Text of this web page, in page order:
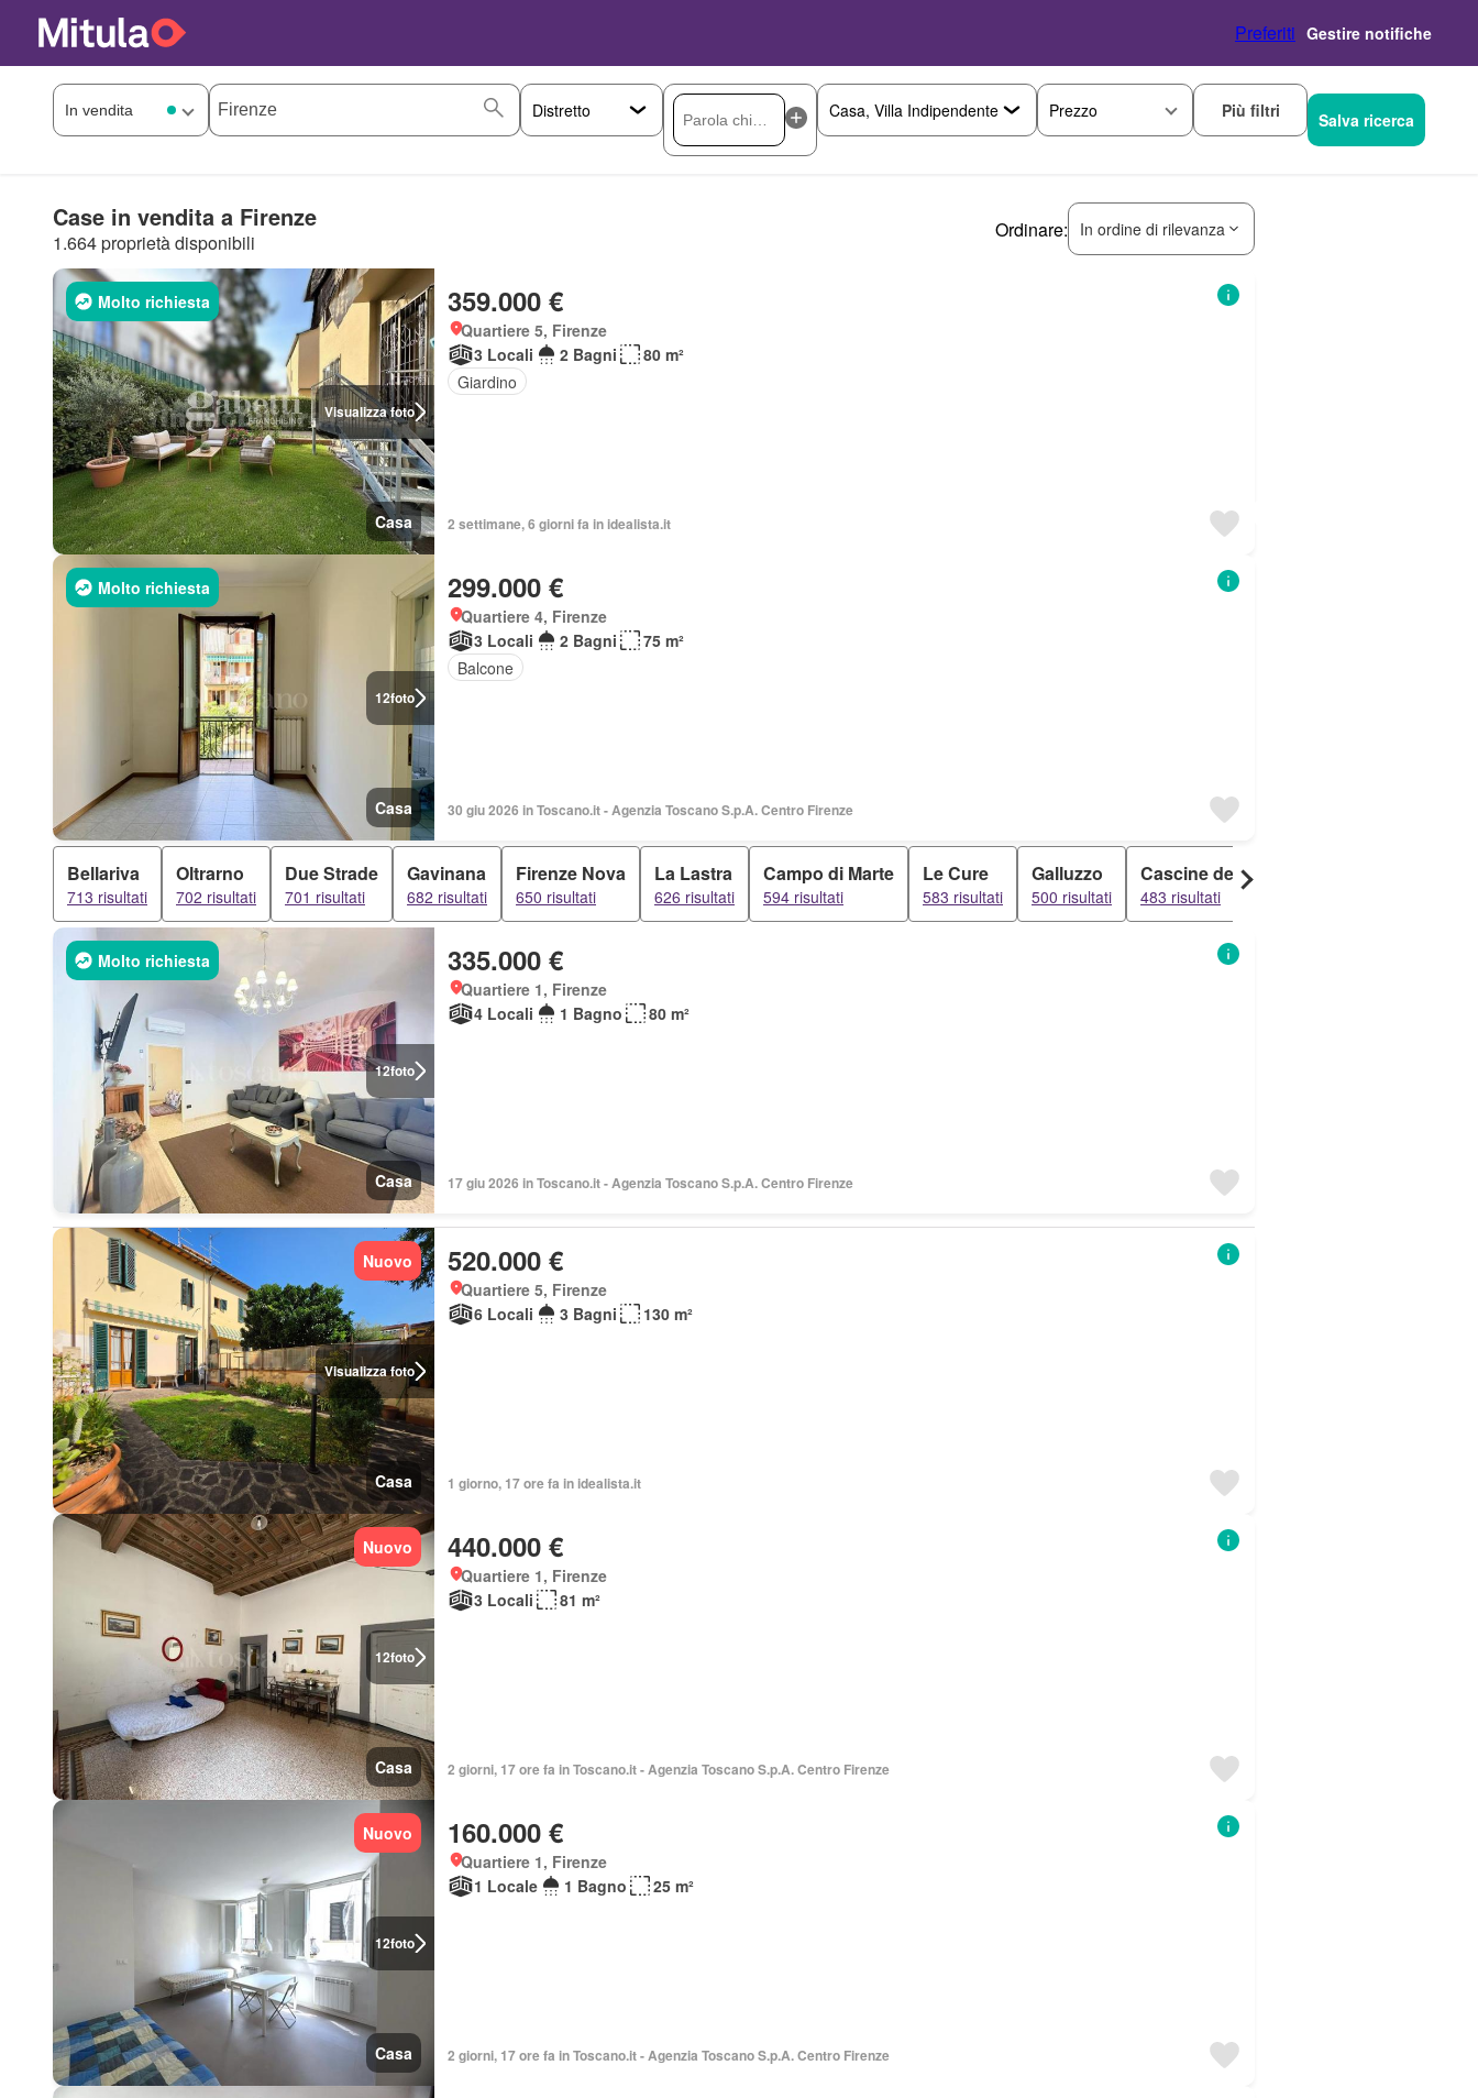
Preferiti Gestire notifiche
Prezzo Più filtri Salva ricerca
Case in vendita a Firenze
1.664 proprietà disponibili
Ordinare: In ordine di rilevanza
Visualizza foto
Molto richiesta
Casa
359.000 €
Quartiere 5, Firenze
3 Locali
2 Bagni
80 m²
Giardino
2 settimane, 6 giorni fa in idealista.it
12foto
Molto richiesta
Casa
299.000 €
Quartiere 4, Firenze
3 Locali
2 Bagni
75 m²
Balcone
30 giu 2026 in Toscano.it - Agenzia Toscano S.p.A. Centro Firenze
Bellariva
713 risultati
Oltrarno
702 risultati
Due Strade
701 risultati
Gavinana
682 risultati
Firenze Nova
650 risultati
La Lastra
626 risultati
Campo di Marte
594 risultati
Le Cure
583 risultati
Galluzzo
500 risultati
Cascine del Riccio
483 risultati
12foto
Molto richiesta
Casa
335.000 €
Quartiere 1, Firenze
4 Locali
1 Bagno 80 m²
17 giu 2026 in Toscano.it - Agenzia Toscano S.p.A. Centro Firenze
Visualizza foto
Nuovo
Casa
520.000 €
Quartiere 5, Firenze
6 Locali
3 Bagni 130 m²
1 giorno, 17 ore fa in idealista.it
12foto
Nuovo
Casa
440.000 €
Quartiere 1, Firenze
3 Locali
81 m²
2 giorni, 17 ore fa in Toscano.it - Agenzia Toscano S.p.A. Centro Firenze
12foto
Nuovo
Casa
160.000 €
Quartiere 1, Firenze
1 Locale
1 Bagno 25 m²
2 giorni, 17 ore fa in Toscano.it - Agenzia Toscano S.p.A. Centro Firenze